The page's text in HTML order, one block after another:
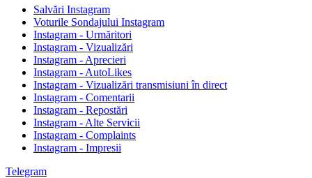
Salvări Instagram
Voturile Sondajului Instagram
Instagram - Urmăritori
Instagram - Vizualizări
Instagram - Aprecieri
Instagram - AutoLikes
Instagram - Vizualizări transmisiuni în direct
Instagram - Comentarii
Instagram - Repostări
Instagram - Alte Servicii
Instagram - Complaints
Instagram - Impresii
Telegram